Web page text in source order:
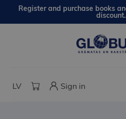
Register and purchase books
discount.
LV Sign in